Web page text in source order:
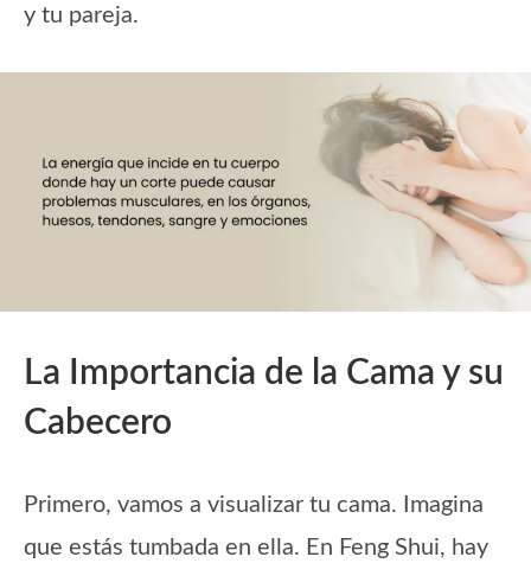
y tu pareja.
La Importancia de la Cama y su
Cabecero
Primero, vamos a visualizar tu cama. Imagina
que estás tumbada en ella. En Feng Shui, hay